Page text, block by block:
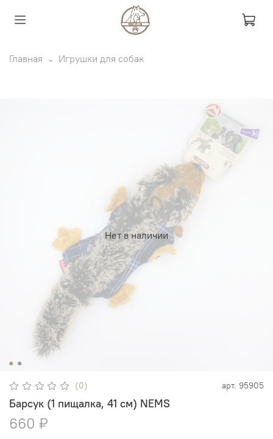
Главная Игрушки для собак
Нет в наличии
(0) арт. 95905
Барсук (1 пищалка, 41 см) NEMS
660 ₽